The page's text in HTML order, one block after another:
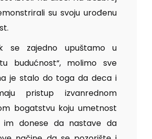
su svoju urođenu
se zajedno upuštamo u
budućnost“, molimo sve
je stalo do toga da deca i
pristup izvanrednom
bogatstvu koju umetnost
im donese da nastave da